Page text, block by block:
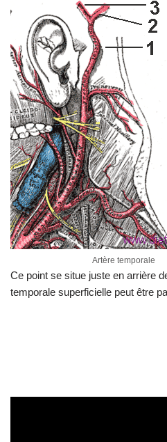
Artère temporale
Ce point se situe juste en arrière
temporale superficielle peut être